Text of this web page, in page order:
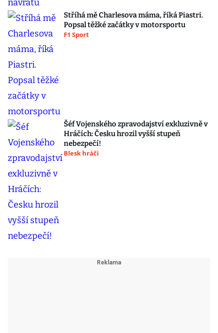
Stříhá mě Charlesova máma, říká Piastri.
Popsal těžké začátky v motorsportu
F1 Sport
Šéf Vojenského zpravodajství exkluzivně v
Hráčích: Česku hrozil vyšší stupeň
nebezpečí!
Blesk hráči